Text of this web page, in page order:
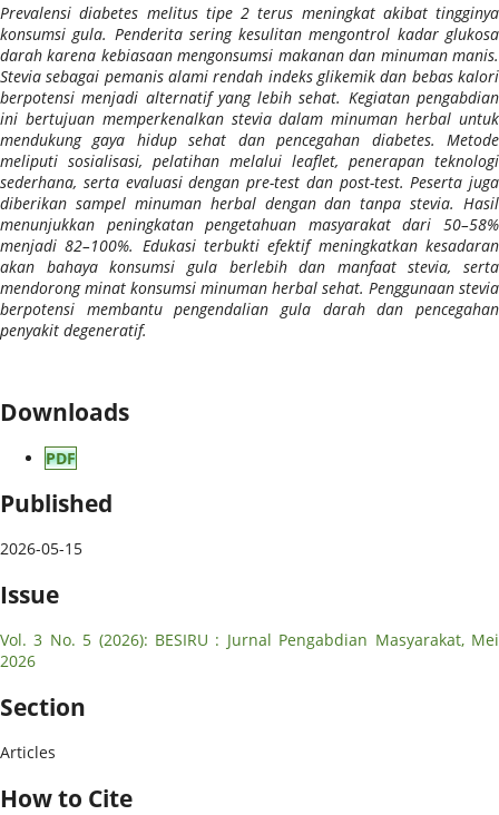
Prevalensi diabetes melitus tipe 2 terus meningkat akibat tingginya
konsumsi gula. Penderita sering kesulitan mengontrol kadar glukosa
darah karena kebiasaan mengonsumsi makanan dan minuman manis.
Stevia sebagai pemanis alami rendah indeks glikemik dan bebas kalori
berpotensi menjadi alternatif yang lebih sehat. Kegiatan pengabdian
ini bertujuan memperkenalkan stevia dalam minuman herbal untuk
mendukung gaya hidup sehat dan pencegahan diabetes. Metode
meliputi sosialisasi, pelatihan melalui leaflet, penerapan teknologi
sederhana, serta evaluasi dengan pre-test dan post-test. Peserta juga
diberikan sampel minuman herbal dengan dan tanpa stevia. Hasil
menunjukkan peningkatan pengetahuan masyarakat dari 50–58%
menjadi 82–100%. Edukasi terbukti efektif meningkatkan kesadaran
akan bahaya konsumsi gula berlebih dan manfaat stevia, serta
mendorong minat konsumsi minuman herbal sehat. Penggunaan stevia
berpotensi membantu pengendalian gula darah dan pencegahan
penyakit degeneratif.
Downloads
PDF
Published
2026-05-15
Issue
Vol. 3 No. 5 (2026): BESIRU : Jurnal Pengabdian Masyarakat, Mei
2026
Section
Articles
How to Cite